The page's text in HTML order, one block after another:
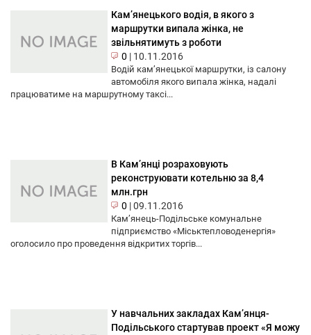
Кам’янецького водія, в якого з
маршрутки випала жінка, не
звільнятимуть з роботи
0 | 10.11.2016
Водій кам’янецької маршрутки, із салону
автомобіля якого випала жінка, надалі
працюватиме на маршрутному таксі...
В Кам’янці розраховують
реконструювати котельню за 8,4
млн.грн
0 |09.11.2016
Кам’янець-Подільське комунальне
підприємство «Міськтепловоденергія»
оголосило про проведення відкритих торгів...
У навчальних закладах Кам’янця-
Подільського стартував проект «Я можу